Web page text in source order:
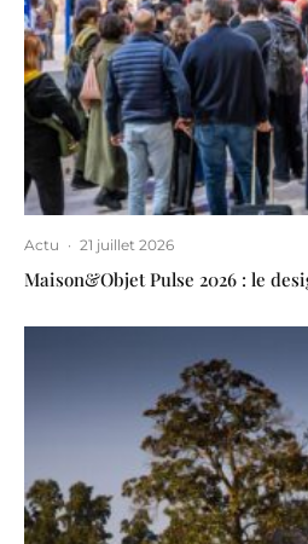
Actu · 21 juillet 2026
Maison&Objet Pulse 2026 : le